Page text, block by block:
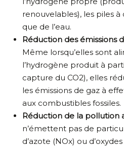
renouvelables), les piles
que de l’eau.
Réduction des émissions
Même lorsqu’elles sont
l’hydrogène produit à
capture du CO2), elles
les émissions de gaz à
aux combustibles fossiles.
Réduction de la pollution
n’émettent pas de
d’azote (NOx) ou